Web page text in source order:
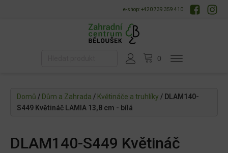
e-shop: +420 739 359 410
Domů / Dům a Zahrada / Květináče a truhlíky / DLAM140-
S449 Květináč LAMIA 13,8 cm - bílá
DLAM140-S449 Květináč